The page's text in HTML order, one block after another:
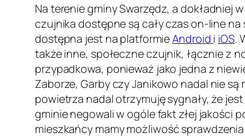
Na terenie gminy Swarzędz, a dokładniej
czujnika dostępne są cały czas on-line
dostępna jest na platformieAndroid i iOS.
także inne, społeczne czujnik, łącznie z
przypadkowa, ponieważ jako jedna z
Zaborze, Garby czy Janikowo nadal nie
powietrza nadal otrzymuję sygnały, że
gminie negowali w ogóle fakt złej jakości
mieszkańcy mamy możliwość